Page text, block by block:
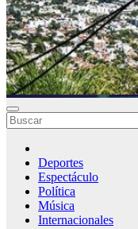
Deportes
Espectáculo
Política
Música
Internacionales